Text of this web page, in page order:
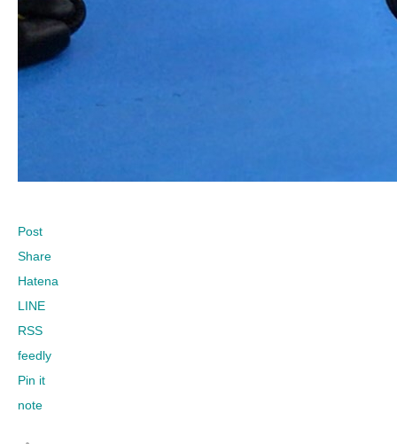
Post
Share
Hatena
LINE
RSS
feedly
Pin it
note